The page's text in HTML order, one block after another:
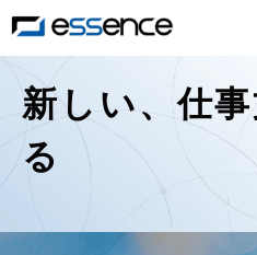
ニュース＆
会社
導入
新しい、仕
る